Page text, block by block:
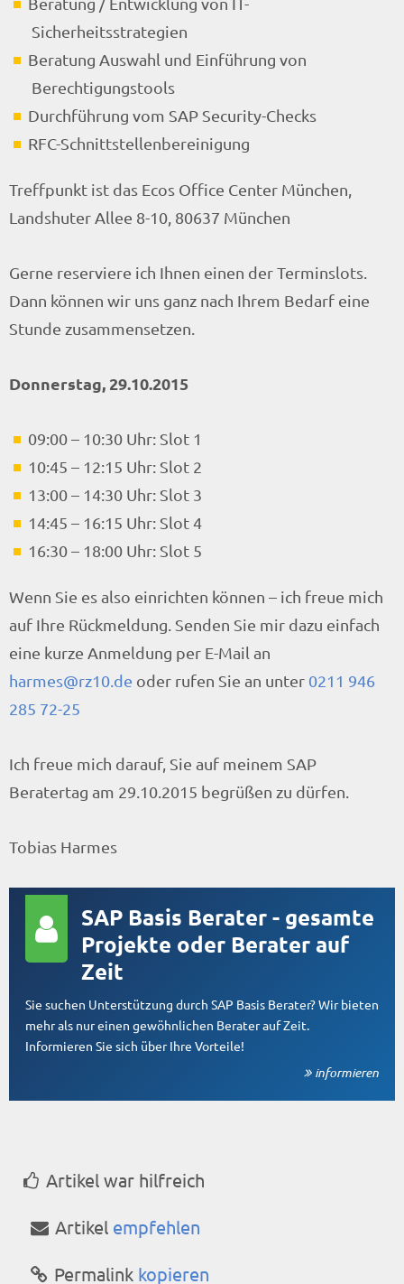
Sicherheitsstrategien
Beratung Auswahl und Einführung von
Berechtigungstools
Durchführung vom SAP Security-Checks
RFC-Schnittstellenbereinigung
Treffpunkt ist das Ecos Office Center München,
Landshuter Allee 8-10, 80637 München
Gerne reserviere ich Ihnen einen der Terminslots.
Dann können wir uns ganz nach Ihrem Bedarf eine
Stunde zusammensetzen.
Donnerstag, 29.10.2015
09:00 – 10:30 Uhr: Slot 1
10:45 – 12:15 Uhr: Slot 2
13:00 – 14:30 Uhr: Slot 3
14:45 – 16:15 Uhr: Slot 4
16:30 – 18:00 Uhr: Slot 5
Wenn Sie es also einrichten können – ich freue mich
auf Ihre Rückmeldung. Senden Sie mir dazu einfach
eine kurze Anmeldung per E-Mail an
harmes@rz10.de oder rufen Sie an unter 0211 946
285 72-25
Ich freue mich darauf, Sie auf meinem SAP
Beratertag am 29.10.2015 begrüßen zu dürfen.
Tobias Harmes
SAP Basis Berater - gesamte
Projekte oder Berater auf
Zeit
Sie suchen Unterstützung durch SAP Basis Berater? Wir bieten
mehr als nur einen gewöhnlichen Berater auf Zeit.
Informieren Sie sich über Ihre Vorteile!
informieren
Artikel war hilfreich
Artikel empfehlen
Permalink kopieren